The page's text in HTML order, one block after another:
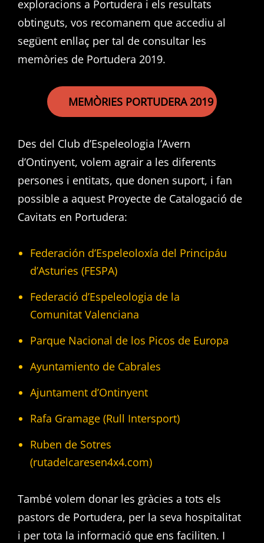
exploracions a Portudera i els resultats
obtinguts, vos recomanem que accediu al
següent enllaç per tal de consultar les
memòries de Portudera 2019.
MEMÒRIES PORTUDERA 2019
Des del Club d’Espeleologia l’Avern
d’Ontinyent, volem agrair a les diferents
persones i entitats, que donen suport, i fan
possible a aquest Proyecte de Catalogació de
Cavitats en Portudera:
Federación d’Espeleoloxía del Principáu
d’Asturies (FESPA)
Federació d’Espeleologia de la
Comunitat Valenciana
Parque Nacional de los Picos de Europa
Ayuntamiento de Cabrales
Ajuntament d’Ontinyent
Rafa Gramage (Rull Intersport)
Ruben de Sotres
(rutadelcaresen4x4.com)
També volem donar les gràcies a tots els
pastors de Portudera, per la seva hospitalitat
i per tota la informació que ens faciliten. I